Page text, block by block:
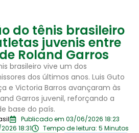
do tênis brasileiro
juvenis entre
Roland Garros
brasileiro vive um dos
dos últimos anos. Luis Guto
e Victoria Barros avançaram às
Garros juvenil, reforçando a
base do país.
Publicado em 03/06/2026 18:23
18:31
Tempo de leitura: 5 Minutos